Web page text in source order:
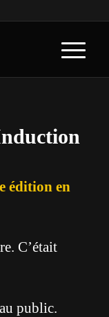
édition en
C’était
public.